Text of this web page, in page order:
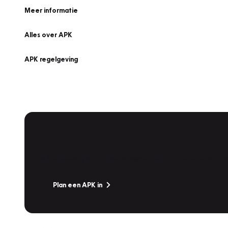
Meer informatie
Alles over APK
APK regelgeving
Plan een APK in